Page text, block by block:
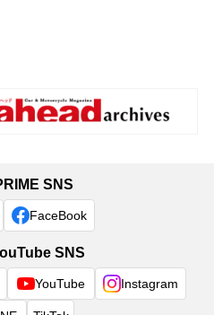
SNS
FaceBook
SNS
YouTube Instagram